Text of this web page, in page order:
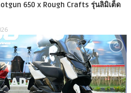
650 x Rough Crafts รุ่นลิมิเต็ด